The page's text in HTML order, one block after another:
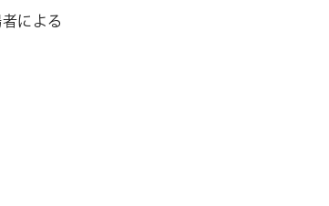
による